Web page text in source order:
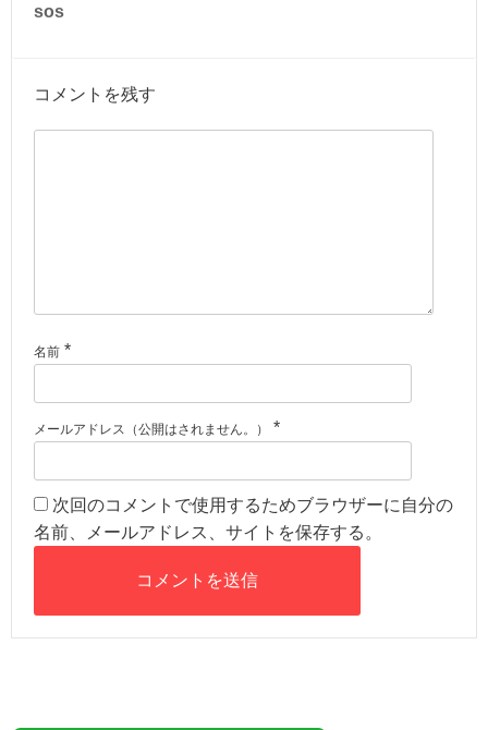
sos
コメントを残す
名前 *
メールアドレス（公開はされません。） *
次回のコメントで使用するためブラウザーに自分の
名前、メールアドレス、サイトを保存する。